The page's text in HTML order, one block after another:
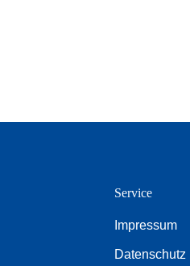
Service
Impressum
Datenschutz